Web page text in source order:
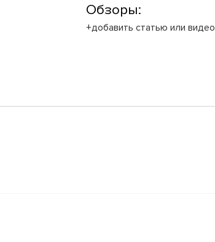
Обзоры:
+добавить статью или видео